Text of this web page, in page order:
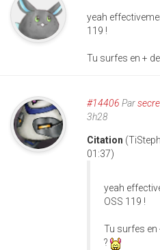
yeah
119 !
Tu surfes en +
#14406 Par
3h28
Citation
01:37)
yeah
OSS 119 !
Tu surfes
?